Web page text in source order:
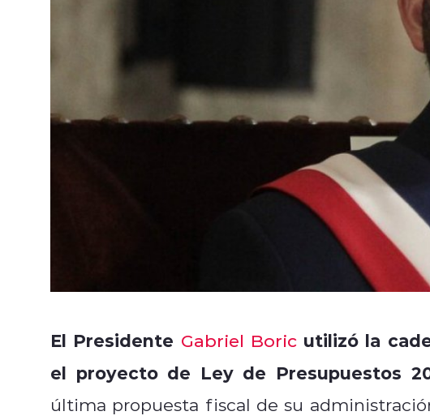
El Presidente Gabriel Boricutilizó la
el proyecto de Ley de Presupuestos
última propuesta fiscal de su